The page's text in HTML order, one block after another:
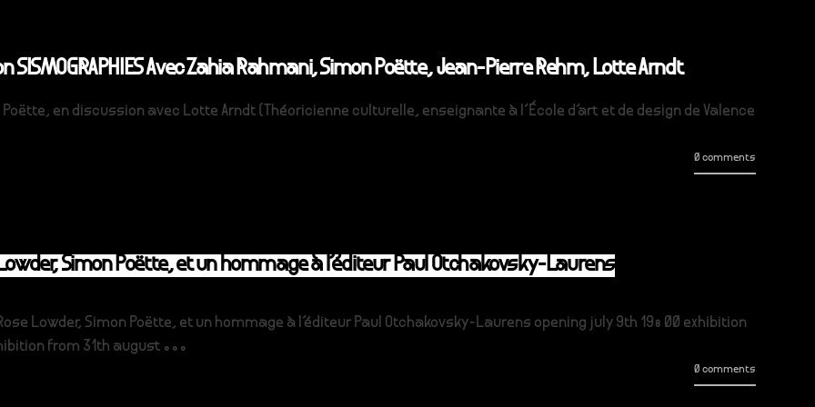
Avec Zahia Rahmani, Simon Poëtte, Jean-Pierre Rehm, Lotte Arndt
en discussion avec Lotte Arndt (Théoricienne culturelle, enseignante à l’École d’art et de design de Valence
0 comments
Simon Poëtte, et un hommage à l’éditeur Paul Otchakovsky-Laurens
Lowder, Simon Poëtte, et un hommage à l’éditeur Paul Otchakovsky-Laurens opening july 9th 19:00 exhibition
from 31th august ...
0 comments